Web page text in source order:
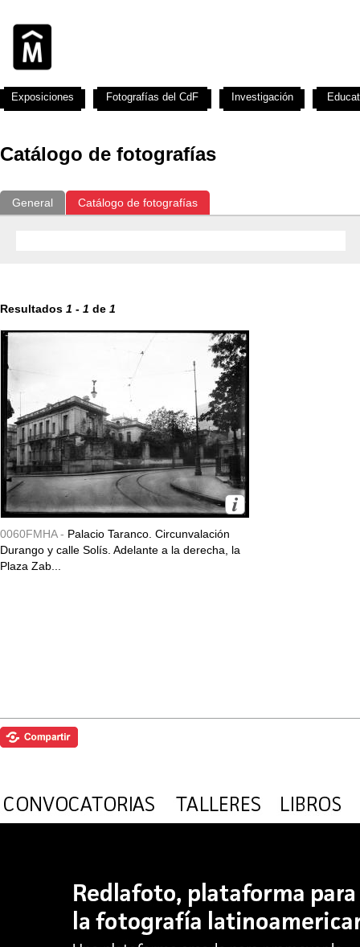
Catálogo de fotografías
General Catálogo de fotografías
Resultados 1 - 1 de 1
0060FMHA - Palacio Taranco. Circunvalación
Durango y calle Solís. Adelante a la derecha, la
Plaza Zab...
Exposiciones Fotografías del CdF Investigación